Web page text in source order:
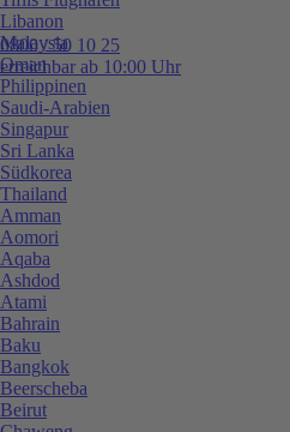
0800 / 50 10 25
erreichbar ab 10:00 Uhr
Libanon
Malaysia
Oman
Philippinen
Saudi-Arabien
Singapur
Sri Lanka
Südkorea
Thailand
Amman
Aomori
Aqaba
Ashdod
Atami
Bahrain
Baku
Bangkok
Beerscheba
Beirut